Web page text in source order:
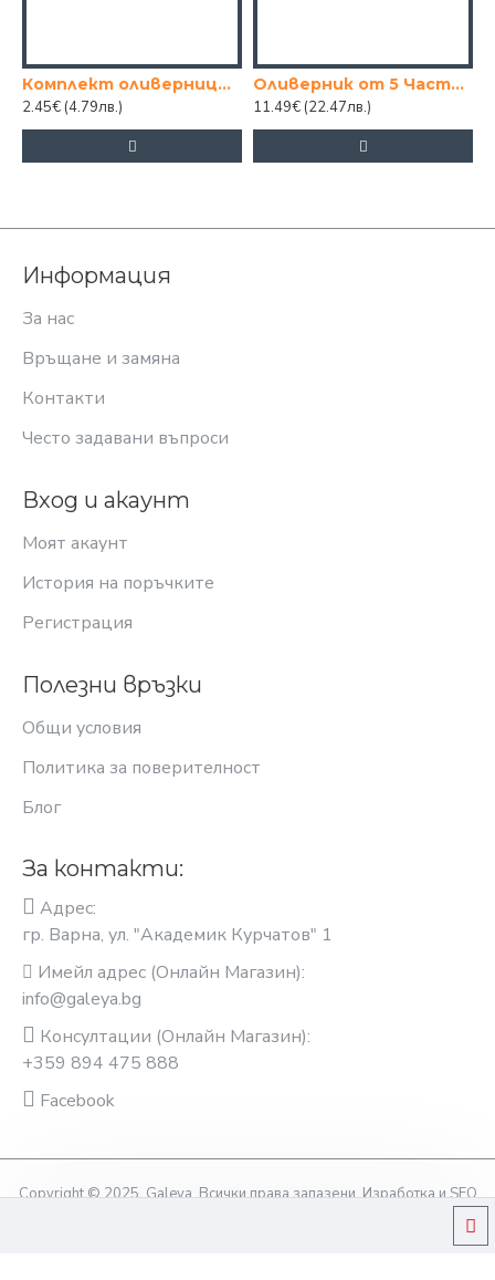
Комплект оливерници и солници 4 части
2.45€ (4.79лв.)
Оливерник от 5 Части Vintage
11.49€ (22.47лв.)
Информация
За нас
Връщане и замяна
Контакти
Често задавани въпроси
Вход и акаунт
Моят акаунт
История на поръчките
Регистрация
Полезни връзки
Общи условия
Политика за поверителност
Блог
За контакти:
Адрес:
гр. Варна, ул. "Академик Курчатов" 1
Имейл адрес (Онлайн Магазин):
info@galeya.bg
Консултации (Онлайн Магазин):
+359 894 475 888
Facebook
Copyright © 2025, Galeya, Всички права запазени. Изработка и SEO